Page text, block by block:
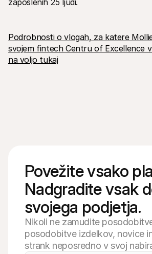
zaposlenih 25 ljudi.
Podrobnosti o vlogah, za katere
svojem fintech Centru of Excellence
na voljo tukaj
Povežite vsako
Nadgradite vsak
svojega podjetja.
Nikoli ne zamudite
posodobitve izdelkov, novice
strank neposredno v svoj